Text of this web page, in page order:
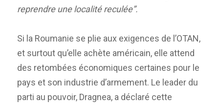
reprendre une localité reculée”.
Si la Roumanie se plie aux exigences de l’OTAN,
et surtout qu’elle achète américain, elle attend
des retombées économiques certaines pour le
pays et son industrie d’armement. Le leader du
parti au pouvoir, Dragnea, a déclaré cette